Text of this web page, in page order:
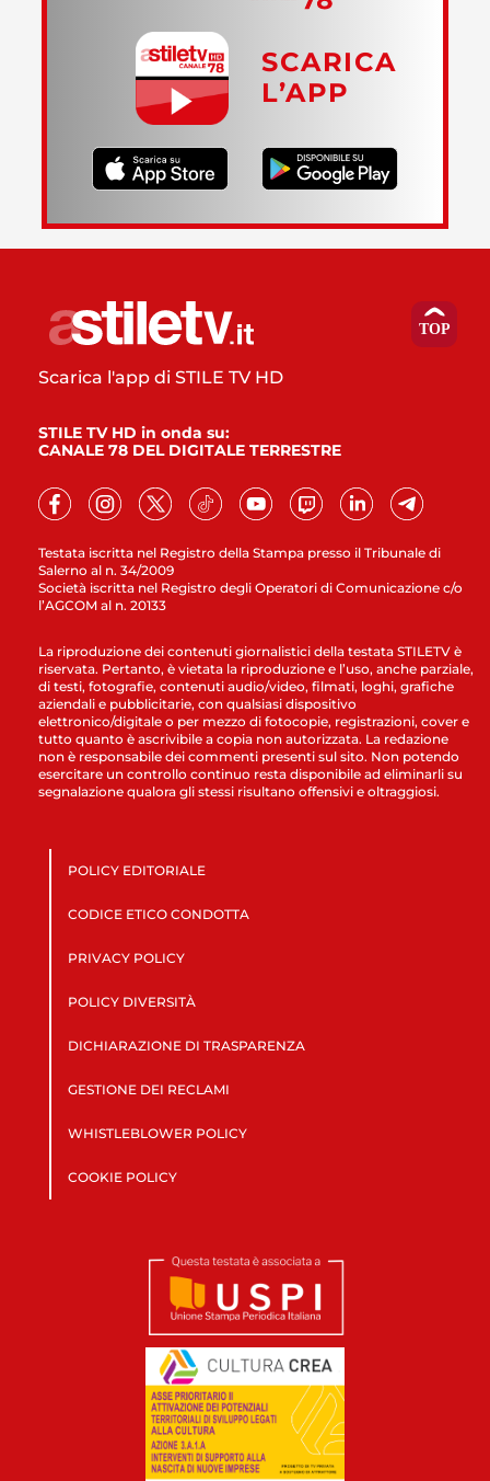
SCARICA
L’APP
Testata iscritta nel Registro della Stampa presso il Tribunale di
Salerno al n. 34/2009
Società iscritta nel Registro degli Operatori di Comunicazione c/o
l’AGCOM al n. 20133
Scarica l'app di STILE TV HD
STILE TV HD in onda su:
CANALE 78 DEL DIGITALE TERRESTRE
La riproduzione dei contenuti giornalistici della testata STILETV è
riservata. Pertanto, è vietata la riproduzione e l’uso, anche parziale,
di testi, fotografie, contenuti audio/video, filmati, loghi, grafiche
aziendali e pubblicitarie, con qualsiasi dispositivo
elettronico/digitale o per mezzo di fotocopie, registrazioni, cover e
tutto quanto è ascrivibile a copia non autorizzata. La redazione
non è responsabile dei commenti presenti sul sito. Non potendo
esercitare un controllo continuo resta disponibile ad eliminarli su
segnalazione qualora gli stessi risultano offensivi e oltraggiosi.
POLICY EDITORIALE
CODICE ETICO CONDOTTA
PRIVACY POLICY
POLICY DIVERSITÀ
DICHIARAZIONE DI TRASPARENZA
GESTIONE DEI RECLAMI
WHISTLEBLOWER POLICY
COOKIE POLICY